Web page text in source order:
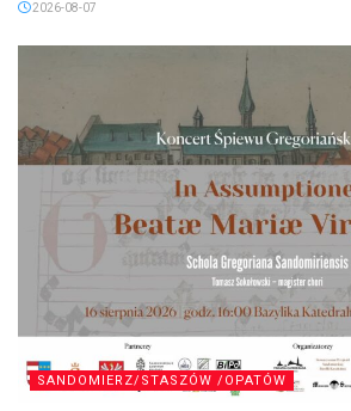
2026-08-07
SANDOMIERZ/STASZÓW /OPATÓW